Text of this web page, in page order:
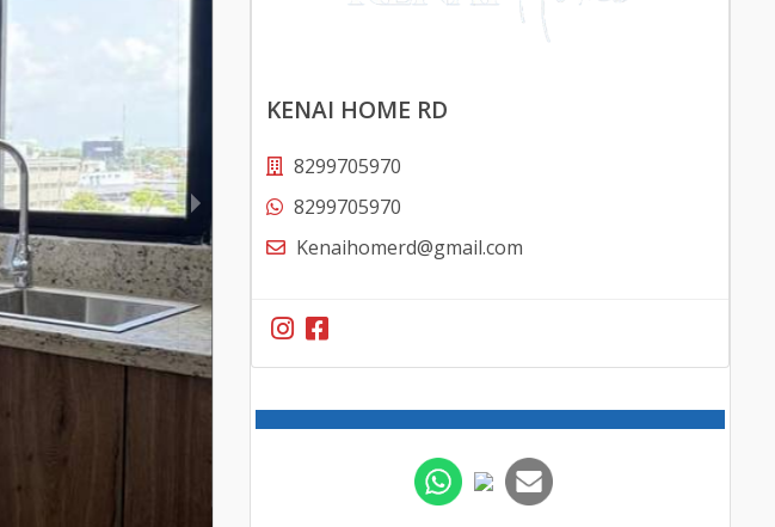
KENAI HOME RD
8299705970
8299705970
Kenaihomerd@gmail.com